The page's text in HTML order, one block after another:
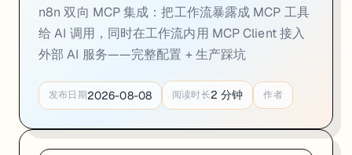
Step 1：在 n8n 里建 MCP Server 工作流
基本结构：
├── [Tool 1] Custom n8n Workflow Tool（调用另一个工作
    ├── [Tool 2] HTTP Request Tool（直接调外部 API）
新建工作流，搜索节点"MCP Server Trigger"（在 Core Nodes →
n8n 双向 MCP 集成：把工作流暴露成 MCP 工具
给 AI 调用，同时在工作流内用 MCP Client 接入
外部 AI 服务——完整配置 + 生产踩坑
发布日期2026-08-08 阅读时长2 分钟 作者